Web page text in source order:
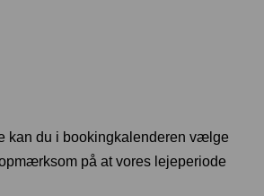
kan du i bookingkalenderen vælge
på at vores lejeperiode